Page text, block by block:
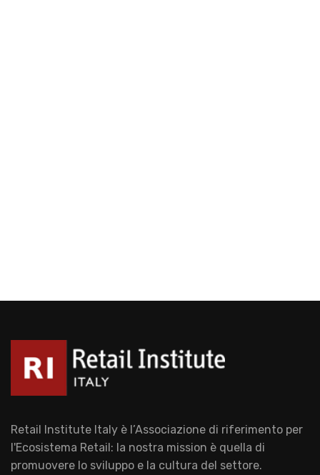
Retail Institute Italy è l’Associazione di riferimento per
l'Ecosistema Retail: la nostra mission è quella di
promuovere lo sviluppo e la cultura del settore.